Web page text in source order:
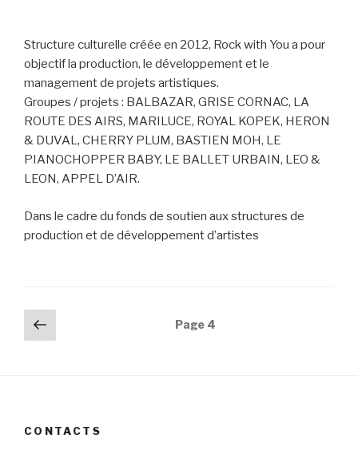
Structure culturelle créée en 2012, Rock with You a pour
objectif la production, le développement et le
management de projets artistiques.
Groupes / projets : BALBAZAR, GRISE CORNAC, LA
ROUTE DES AIRS, MARILUCE, ROYAL KOPEK, HERON
& DUVAL, CHERRY PLUM, BASTIEN MOH, LE
PIANOCHOPPER BABY, LE BALLET URBAIN, LEO &
LEON, APPEL D’AIR.
Dans le cadre du fonds de soutien aux structures de
production et de développement d’artistes
Navigation
desprécédente
Page 4
CONTACTS